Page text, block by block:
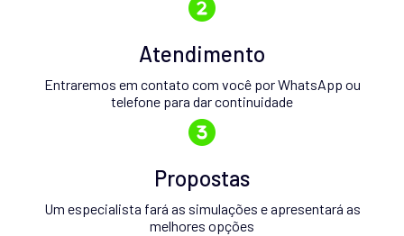
Atendimento
Entraremos em contato com você por WhatsApp ou
telefone para dar continuidade
Propostas
Um especialista fará as simulações e apresentará as
melhores opções